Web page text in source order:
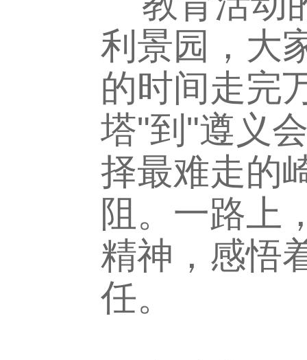
利景园，大
的时间走完
塔"到"遵义
择最难走的
阻。一路上
精神，感悟
任。